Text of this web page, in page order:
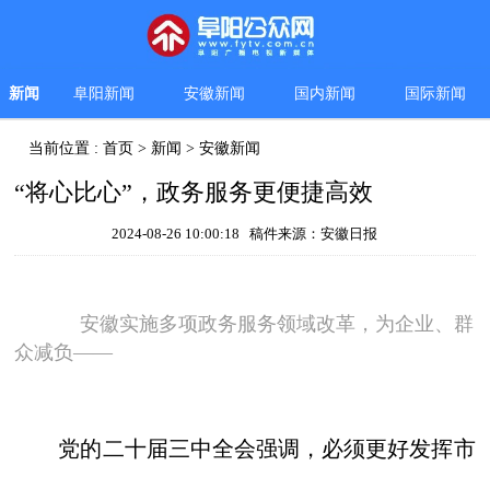
新闻 阜阳新闻 安徽新闻 国内新闻 国际新闻
当前位置 :首页 > 新闻 >安徽新闻
“将心比心”，政务服务更便捷高效
2024-08-26 10:00:18 稿件来源：安徽日报
安徽实施多项政务服务领域改革，为企业、群
众减负——
党的二十届三中全会强调，必须更好发挥市